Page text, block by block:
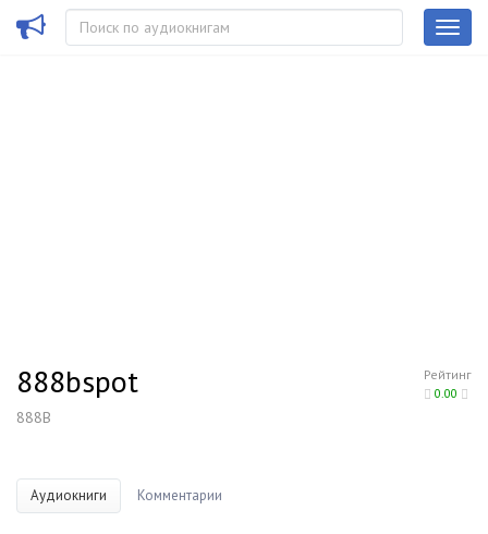
Рейтинг
0.00
888bspot
888B
Аудиокниги Комментарии